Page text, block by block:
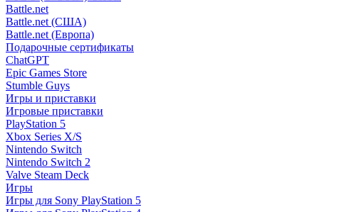
Battle.net
Battle.net (США)
Battle.net (Европа)
Подарочные сертификаты
ChatGPT
Epic Games Store
Stumble Guys
Игры и приставки
Игровые приставки
PlayStation 5
Xbox Series X/S
Nintendo Switch
Nintendo Switch 2
Valve Steam Deck
Игры
Игры для Sony PlayStation 5